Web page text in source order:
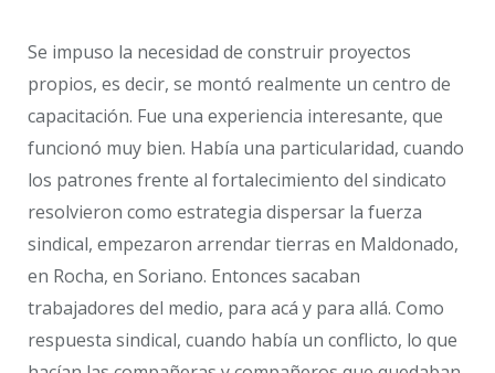
Se impuso la necesidad de construir proyectos
propios, es decir, se montó realmente un centro de
capacitación. Fue una experiencia interesante, que
funcionó muy bien. Había una particularidad, cuando
los patrones frente al fortalecimiento del sindicato
resolvieron como estrategia dispersar la fuerza
sindical, empezaron arrendar tierras en Maldonado,
en Rocha, en Soriano. Entonces sacaban
trabajadores del medio, para acá y para allá. Como
respuesta sindical, cuando había un conflicto, lo que